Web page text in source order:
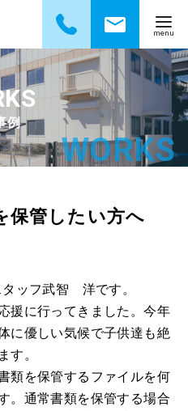
例
保管したい方へ
ッフ武智 洋です。
援に行ってきました。今年
に優しい気候で子供達も絶
す。
類を保管するファイルを何
。通常書類を保管する場合